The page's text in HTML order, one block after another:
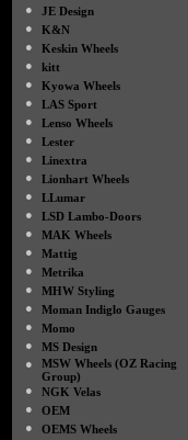
●
JE Design
●
K&N
●
Keskin Wheels
●
kitt
●
Kyowa Wheels
●
LAS Sport
●
Lenso Wheels
●
Lester
●
Linextra
●
Lionhart Wheels
●
LLumar
●
LSD Lambo-Doors
●
MAK Wheels
●
Mattig
●
Metrika
●
MHW Styling
●
Moman Indiglo Gauges
●
Momo
●
MS Design
●
MSW Wheels (OZ Racing
Group)
●
NGK Velas
●
OEM
●
OEMS Wheels